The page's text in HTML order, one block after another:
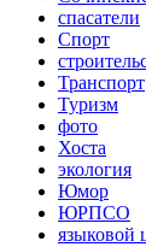
спасатели
Спорт
Транспорт
Туризм
фото
Хоста
экология
Юмор
ЮРПСО
языковой